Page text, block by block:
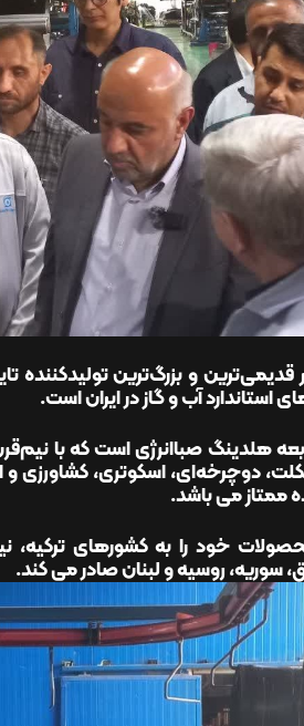
قدیمی‌ترین و بزرگ‌ترین
آب و گاز در ایران است.
هلدینگ صباانرژی است که با
دوچرخه‌ای، اسکوتری، کشاورزی
ممتاز می باشد.
خود را به کشورهای ترکیه،
سوریه، روسیه و لبنان صادر می کند.